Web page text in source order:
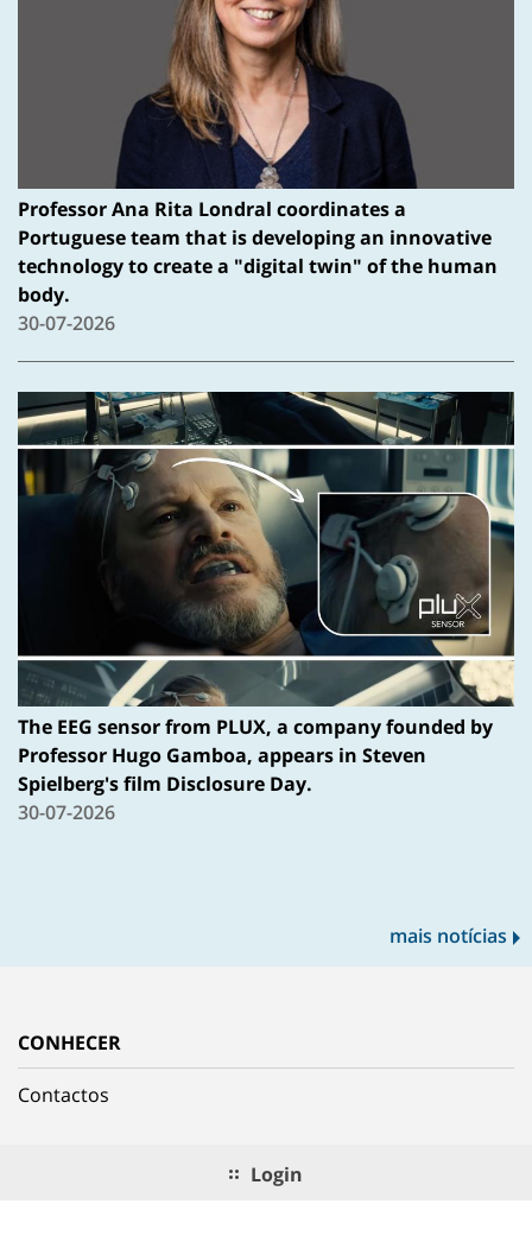
Professor Ana Rita Londral coordinates a
Portuguese team that is developing an innovative
technology to create a "digital twin" of the human
body.
30-07-2026
The EEG sensor from PLUX, a company founded by
Professor Hugo Gamboa, appears in Steven
Spielberg's film Disclosure Day.
30-07-2026
mais notícias
CONHECER
Contactos
Login